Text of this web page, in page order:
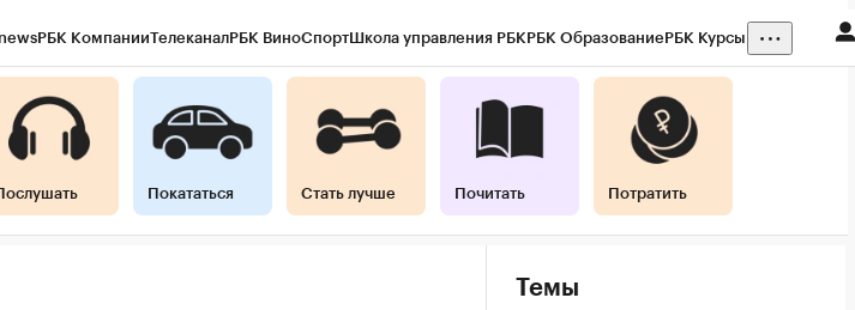
РБК КомпанииТелеканалРБК ВиноСпортШкола управления РБКРБК ОбразованиеРБК Курсы
Покататься Стать лучше Почитать Потратить
Темы